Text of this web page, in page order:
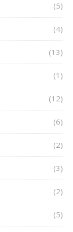
(5)
(4)
(13)
(1)
(12)
(6)
(2)
(3)
(2)
(5)